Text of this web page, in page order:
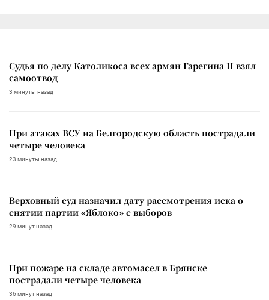
Судья по делу Католикоса всех армян Гарегина II взял
самоотвод
3 минуты назад
При атаках ВСУ на Белгородскую область пострадали
четыре человека
23 минуты назад
Верховный суд назначил дату рассмотрения иска о
снятии партии «Яблоко» с выборов
29 минут назад
При пожаре на складе автомасел в Брянске
пострадали четыре человека
36 минут назад